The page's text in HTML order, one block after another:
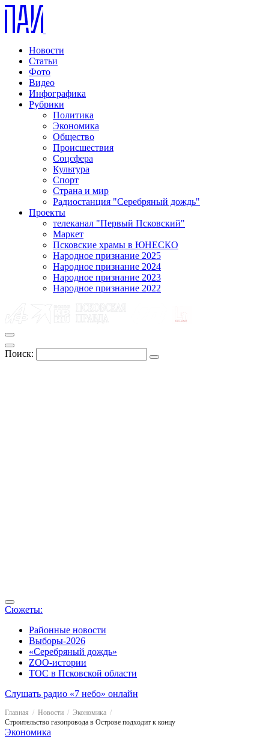
Новости
Статьи
Фото
Видео
Инфографика
Рубрики
Политика
Экономика
Общество
Происшествия
Соцсфера
Культура
Спорт
Страна и мир
Радиостанция "Серебряный дождь"
Проекты
телеканал "Первый Псковский"
Маркет
Псковские храмы в ЮНЕСКО
Народное признание 2025
Народное признание 2024
Народное признание 2023
Народное признание 2022
Поиск:
Сюжеты:
Районные новости
Выборы-2026
«Серебряный дождь»
ZOO-истории
ТОС в Псковской области
Слушать радио «7 небо» онлайн
Главная Новости
Экономика
Строительство газопровода в Острове подходит к концу
Экономика